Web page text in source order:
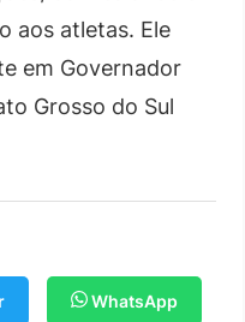
aos atletas. Ele
em Governador
Grosso do Sul
WhatsApp